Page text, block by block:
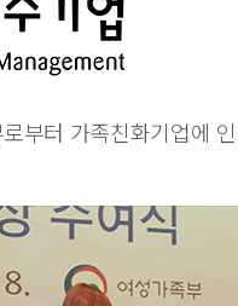
부터 가족친화기업에